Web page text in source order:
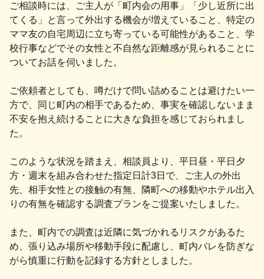
ご相談時には、ご主人が「町内会の用事」「少し近所に出
てくる」と言って外出する機会が増えていること、特定の
ママ友の自宅周辺に立ち寄っている可能性があること、学
校行事などでその女性と不自然な距離感が見られることに
ついてお話を伺いました。
ご依頼者としても、噂だけで問い詰めることは避けたい一
方で、同じ町内の相手であるため、事実を確認しないまま
不安を抱え続けることに大きな負担を感じておられまし
た。
このような状況を踏まえ、相談員より、平日昼・平日夕
方・週末を組み合わせた指定日計3日で、ご主人の外出
先、相手女性との接触の有無、隣町への移動やホテル出入
りの有無を確認する調査プランをご提案いたしました。
また、町内での調査は近隣に気づかれるリスクがあるた
め、張り込み場所や移動手段に配慮し、町内バレを防ぎな
がら慎重に行動を記録する方針としました。